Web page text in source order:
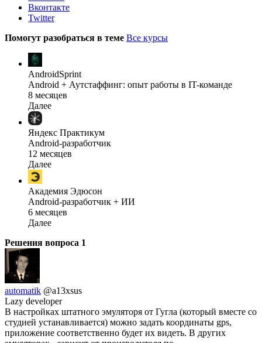
Вконтакте
Twitter
Помогут разобраться в теме Все курсы
AndroidSprint
Android + Аутстаффинг: опыт работы в IT-команде
8 месяцев
Далее
Яндекс Практикум
Android-разработчик
12 месяцев
Далее
Академия Эдюсон
Android-разработчик + ИИ
6 месяцев
Далее
Решения вопроса 1
automatik @a13xsus
Lazy developer
В настройках штатного эмуляторя от Гугла (который вместе со
студией устанавливается) можно задать координаты gps,
приложение соответственно будет их видеть. В других